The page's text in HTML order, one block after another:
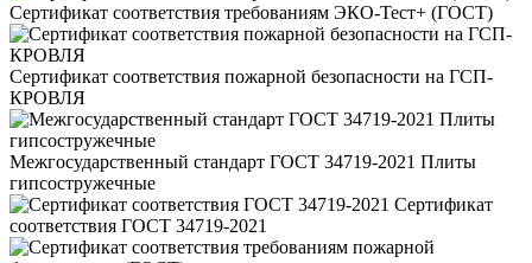
Сертификат соответствия требованиям ЭКО-Тест+ (ГОСТ)
Сертификат соответствия пожарной безопасности на ГСП-
КРОВЛЯ
Межгосударственный стандарт ГОСТ 34719-2021 Плиты
гипсостружечные
Сертификат
соответствия ГОСТ 34719-2021